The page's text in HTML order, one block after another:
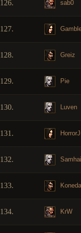
126. sab0
127.
128. Greiz
129. Pie
130. Luven
131.
132.
133.
134. KrW